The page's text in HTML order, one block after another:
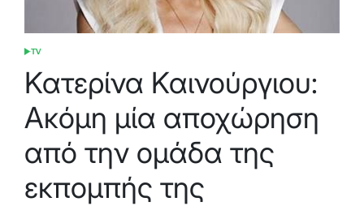
POSTED
TV
Κατερίνα Καινούργιου:
Ακόμη μία αποχώρηση
από την ομάδα της
εκπομπής της